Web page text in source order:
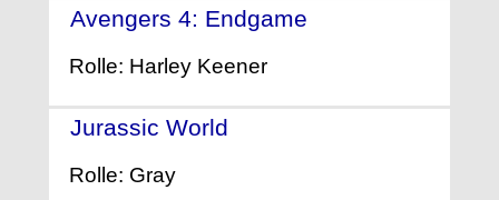
Avengers 4: Endgame
Rolle: Harley Keener
Jurassic World
Rolle: Gray